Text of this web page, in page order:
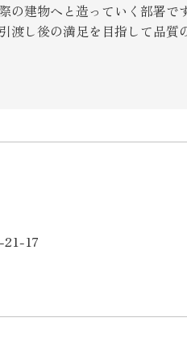
の建物へと造っていく部署で
渡し後の満足を目指して品質
21-17